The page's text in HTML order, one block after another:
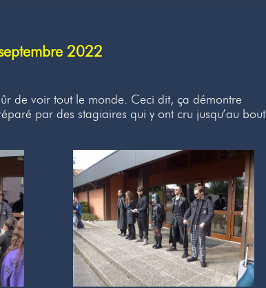
2022
de voir tout le monde. Ceci dit, ça démontre
par des stagiaires qui y ont cru jusqu’au bout